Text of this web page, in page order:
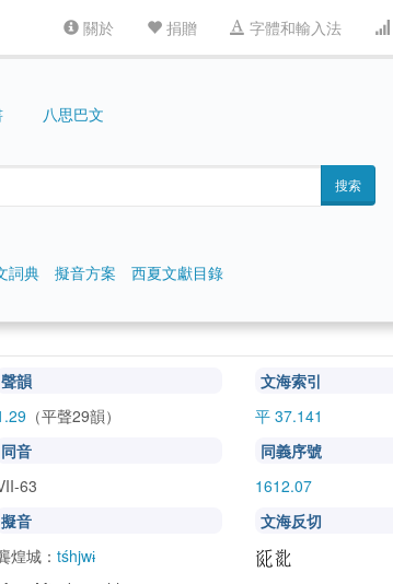
關於 捐贈 字體和輸入法
八思巴文
搜索
詞典 擬音方案 西夏文獻目錄
聲韻
（平聲29韻）
同音
63
擬音
煌城： tśhjwɨ
文海索引
平 37.141
同義序號
1612.07
文海反切